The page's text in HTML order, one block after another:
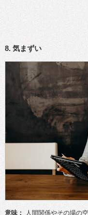
8. 気まずい
意味： 人間関係やその場の